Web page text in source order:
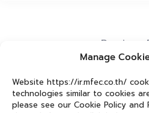
Manage
Website https://ir.mfec.co.th/
technologies similar to cookies
please see our Cookie Policy
โครงการ
Previous
Next